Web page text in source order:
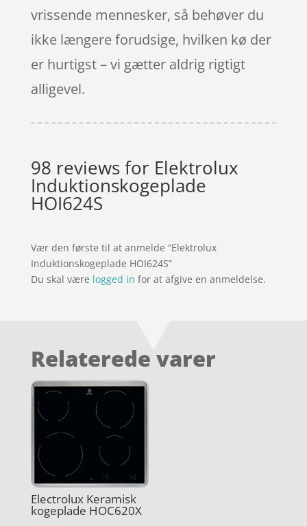
vrissende mennesker, så behøver du
ikke længere forudsige, hvilken kø der
er hurtigst – vi gætter aldrig rigtigt
alligevel.
98 reviews for Elektrolux
Induktionskogeplade
HOI624S
Vær den første til at anmelde “Elektrolux
Induktionskogeplade HOI624S”
Du skal være logged in for at afgive en anmeldelse.
Relaterede varer
Electrolux Keramisk
kogeplade HOC620X